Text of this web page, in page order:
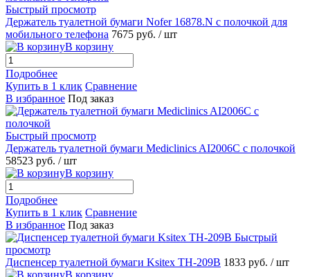
Быстрый просмотр
Держатель туалетной бумаги Nofer 16878.N с полочкой для
мобильного телефона 7675 руб. / шт
В корзину
Подробнее
Купить в 1 клик Сравнение
В избранное Под заказ
Быстрый просмотр
Держатель туалетной бумаги Mediclinics AI2006C с полочкой
58523 руб. / шт
В корзину
Подробнее
Купить в 1 клик Сравнение
В избранное Под заказ
Быстрый
просмотр
Диспенсер туалетной бумаги Ksitex TH-209B 1833 руб. / шт
В корзину